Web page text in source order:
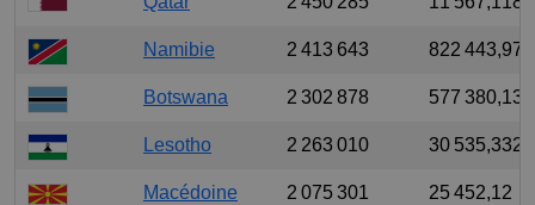
Namibie 2 413 643 822 443,974
Botswana 2 302 878 577 380,132
Lesotho 2 263 010 30 535,332
Macédoine
2 075 301 25 452,12